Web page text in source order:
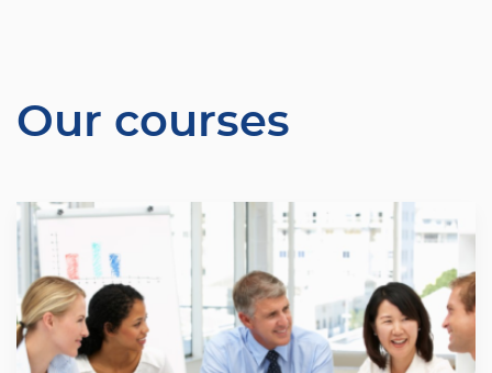
Our courses